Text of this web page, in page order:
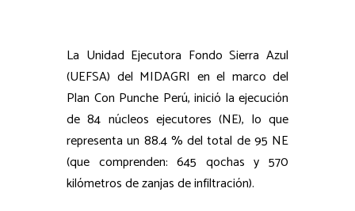
La Unidad Ejecutora Fondo Sierra Azul
(UEFSA) del MIDAGRI en el marco del
Plan Con Punche Perú, inició la ejecución
de 84 núcleos ejecutores (NE), lo que
representa un 88.4 % del total de 95 NE
(que comprenden: 645 qochas y 570
kilómetros de zanjas de infiltración).